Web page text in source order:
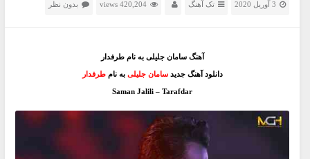
3 آوریل 2020 تک آهنگ 420,204 views بدون نظر
آهنگ سامان جلیلی به نام طرفدار
دانلود آهنگ جدیدسامان جلیلی به نامطرفدار
Saman Jalili – Tarafdar